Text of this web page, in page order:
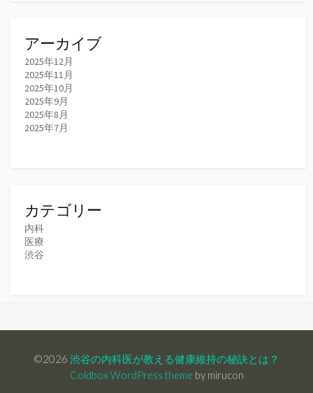
アーカイブ
2025年12月
2025年11月
2025年10月
2025年9月
2025年8月
2025年7月
カテゴリー
内科
医療
渋谷
©2026 渋谷の内科医が教える健康維持の秘訣とは？
Coldbox WordPress theme by mirucon